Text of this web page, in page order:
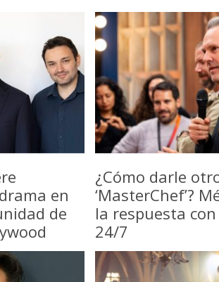
en
de
¿Cómo darle
‘MasterChef’?
la respuesta
24/7